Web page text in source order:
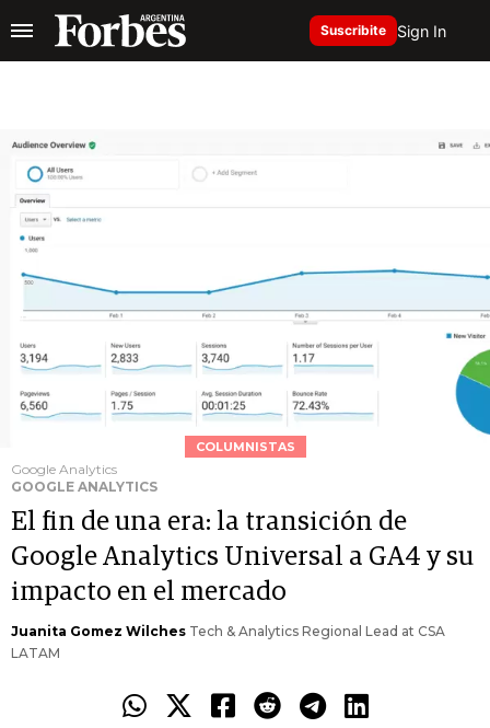
Suscribite Sign In
COLUMNISTAS
Google Analytics
GOOGLE ANALYTICS
El fin de una era: la transición de
Google Analytics Universal a GA4 y su
impacto en el mercado
Juanita Gomez Wilches Tech & Analytics Regional Lead at CSA
LATAM